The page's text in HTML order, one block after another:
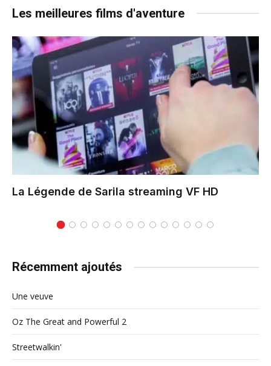
Les meilleures films d'aventure
La Légende de Sarila streaming VF HD
Récemment ajoutés
Une veuve
Oz The Great and Powerful 2
Streetwalkin'